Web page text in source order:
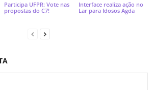
Participa UFPR: Vote nas
propostas do C7!
Interface realiza ação no
Lar para Idosos Agda